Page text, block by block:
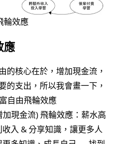
輪效應
應
的核心在於，增加現金流，
的支出，所以我會畫一下，
自由飛輪效應
現金流) 飛輪效應：薪水高
入 & 分享知識，讓更多人